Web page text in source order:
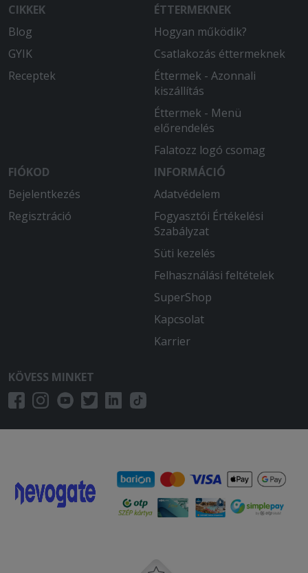
CIKKEK
Blog
GYIK
Receptek
ÉTTERMEKNEK
Hogyan működik?
Csatlakozás éttermeknek
Éttermek - Azonnali
kiszállítás
Éttermek - Menü
előrendelés
Falatozz logó csomag
FIÓKOD
Bejelentkezés
Regisztráció
INFORMÁCIÓ
Adatvédelem
Fogyasztói Értékelési
Szabályzat
Süti kezelés
Felhasználási feltételek
SuperShop
Kapcsolat
Karrier
KÖVESS MINKET